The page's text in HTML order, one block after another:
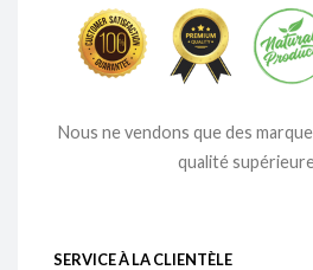
Nous ne vendons que des
qualité
SERVICE À LA CLIENTÈLE